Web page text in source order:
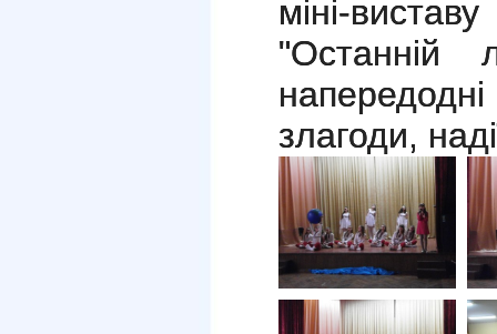
міні-
"Останній
злагоди,